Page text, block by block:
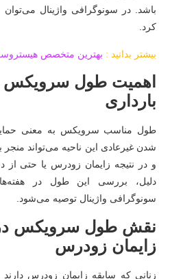
باشد. در سونوگرافی واژینال
کرد.
بیشتر بدانید : بهترین متخصص
اهمیت طول سرویکس
بارداری
طول مناسب سرویکس به معنی
شدن غیرعادی این ناحیه می‌تواند منجر
و در نتیجه زایمان زودرس یا حتی
دلیل، بررسی این طول در
سونوگرافی واژینال توصیه می‌شود.
نقش طول سرویکس در
زایمان زودرس
زنانی که سابقه زایمان زودرس